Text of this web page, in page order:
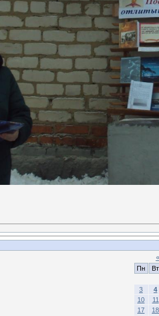
«
Пн
Вт
3
4
10
11
17
18